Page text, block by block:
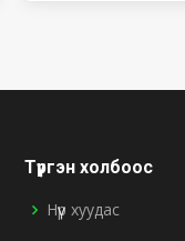
Түргэн холбоос
Нүүр хуудас